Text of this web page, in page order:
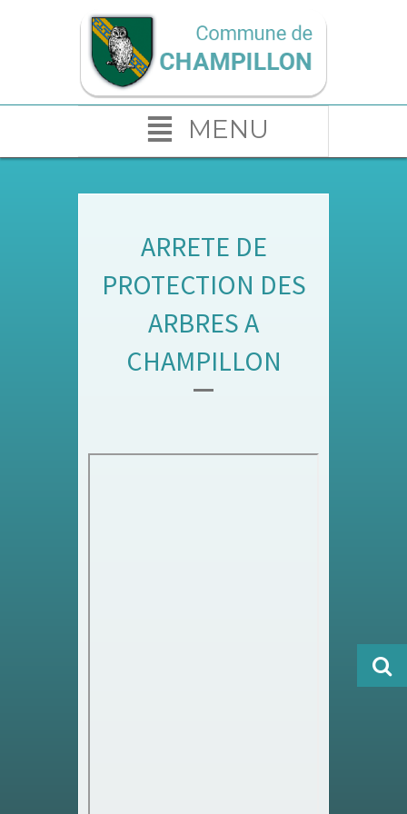
MENU
ARRETE DE
PROTECTION DES
ARBRES A
CHAMPILLON